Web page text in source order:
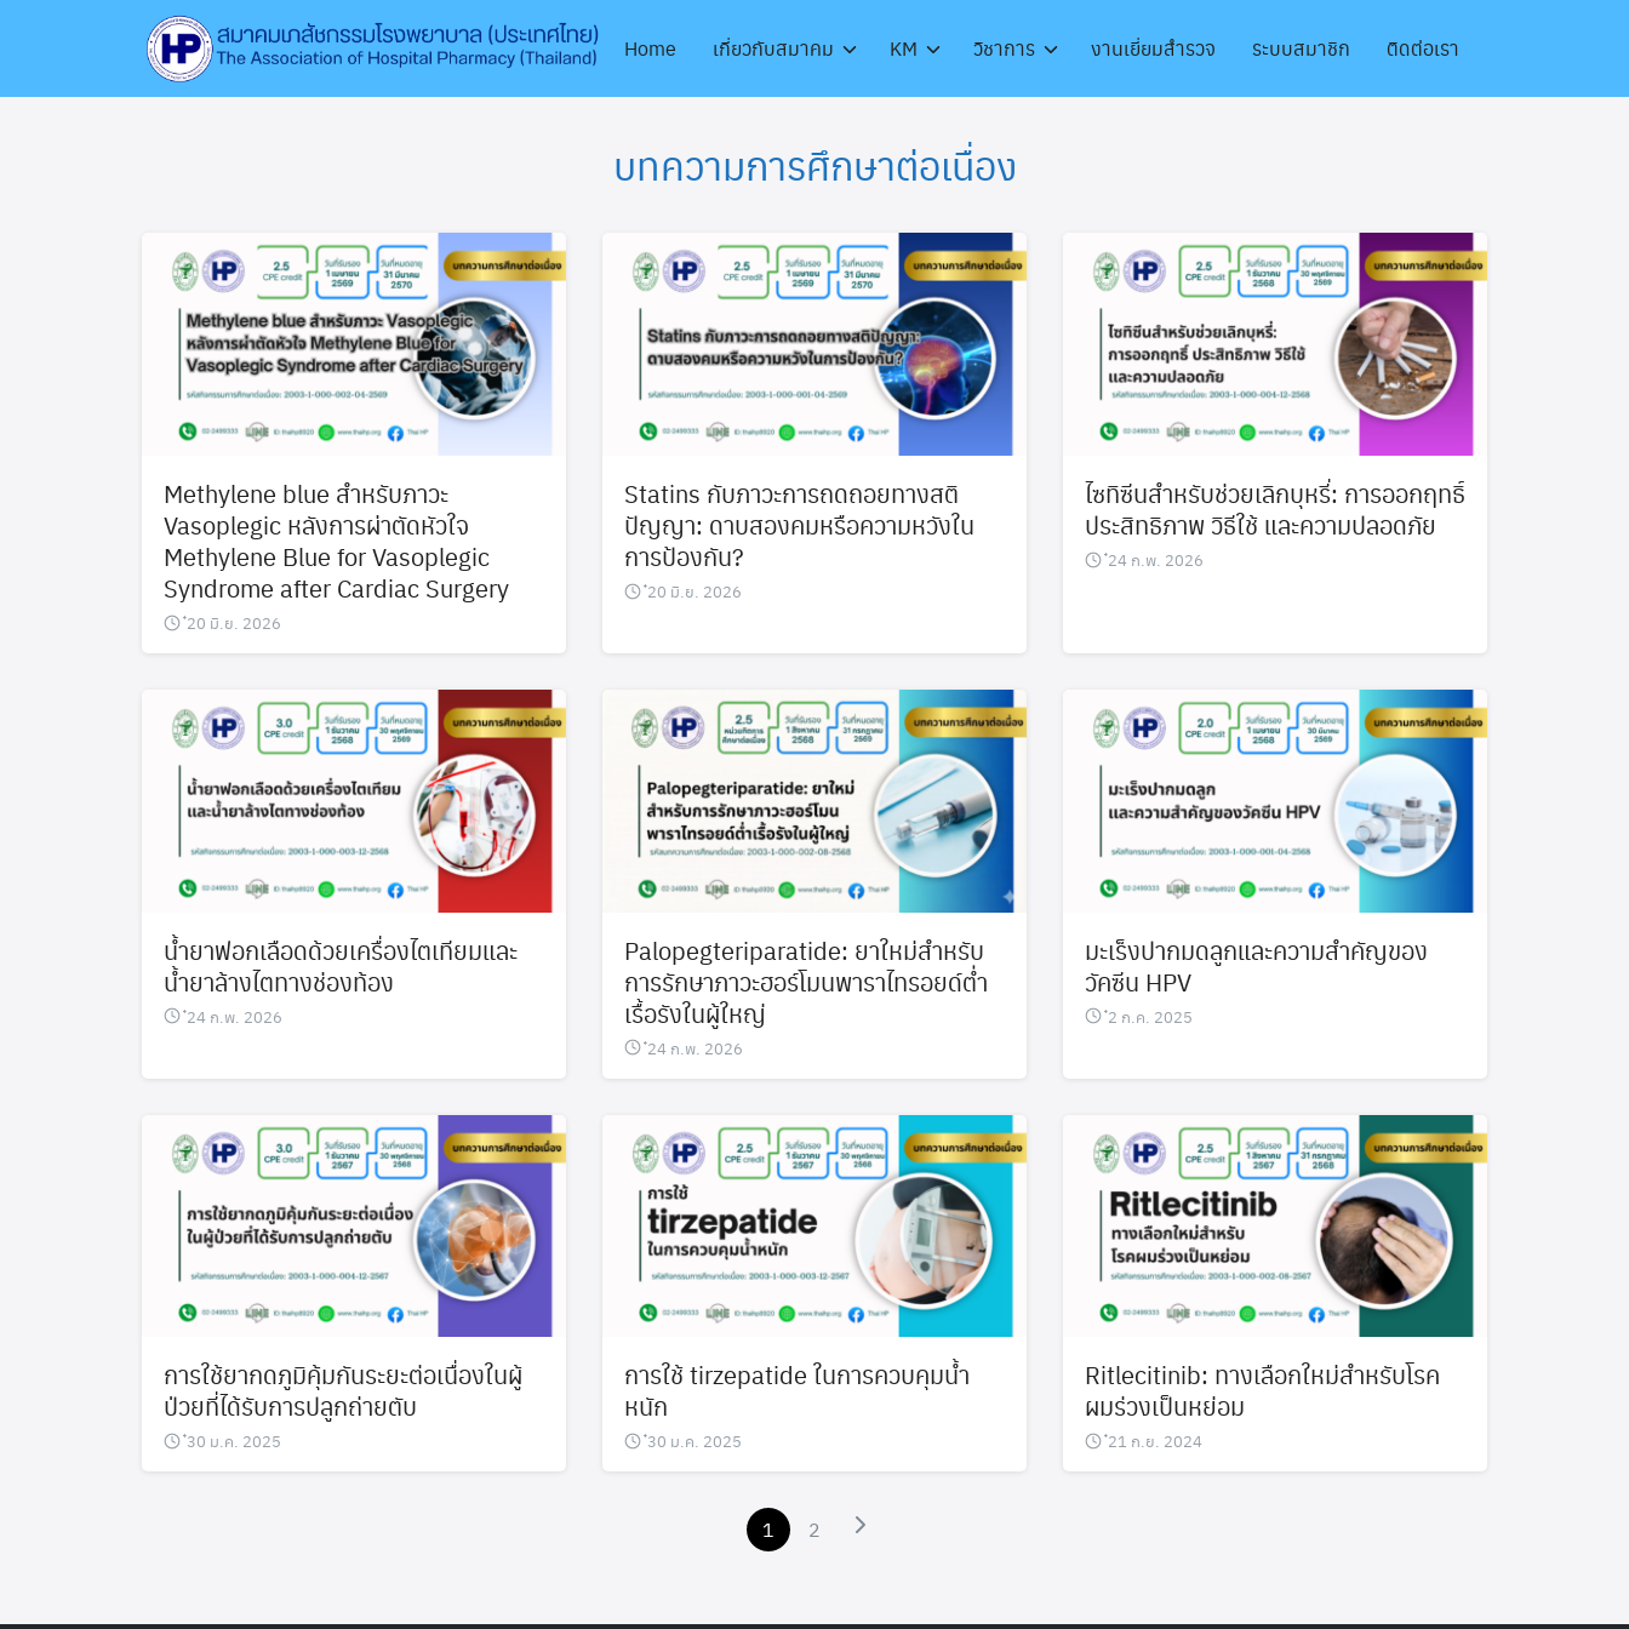
Home เกี่ยวกับสมาคม KM วิชาการ งานเยี่ยมสำรวจ ระบบสมาชิก ติดต่อเรา
Search
for: Search
บทความการศึกษาต่อเนื่อง
Methylene blue สำหรับภาวะ
Vasoplegic หลังการผ่าตัดหัวใจ
Methylene Blue for Vasoplegic
Syndrome after Cardiac Surgery
๋20 มิ.ย. 2026
Statins กับภาวะการถดถอยทางสติ
ปัญญา: ดาบสองคมหรือความหวังใน
การป้องกัน?
๋20 มิ.ย. 2026
ไซทิซีนสำหรับช่วยเลิกบุหรี่: การออกฤทธิ์
ประสิทธิภาพ วิธีใช้ และความปลอดภัย
๋24 ก.พ. 2026
น้ำยาฟอกเลือดด้วยเครื่องไตเทียมและ
น้ำยาล้างไตทางช่องท้อง
๋24 ก.พ. 2026
Palopegteriparatide: ยาใหม่สำหรับ
การรักษาภาวะฮอร์โมนพาราไทรอยด์ต่ำ
เรื้อรังในผู้ใหญ่
๋24 ก.พ. 2026
มะเร็งปากมดลูกและความสำคัญของ
วัคซีน HPV
๋2 ก.ค. 2025
การใช้ยากดภูมิคุ้มกันระยะต่อเนื่องในผู้
ป่วยที่ได้รับการปลูกถ่ายตับ
๋30 ม.ค. 2025
การใช้ tirzepatide ในการควบคุมน้ำ
หนัก
๋30 ม.ค. 2025
Ritlecitinib: ทางเลือกใหม่สำหรับโรค
ผมร่วงเป็นหย่อม
๋21 ก.ย. 2024
1 2